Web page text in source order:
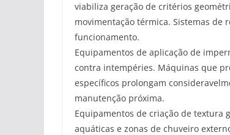
viabiliza geração de critérios
movimentação térmica. Sistemas de
funcionamento.
Equipamentos de aplicação de
contra intempéries. Máquinas que
específicos prolongam
manutenção próxima.
Equipamentos de criação de textura
aquáticas e zonas de chuveiro